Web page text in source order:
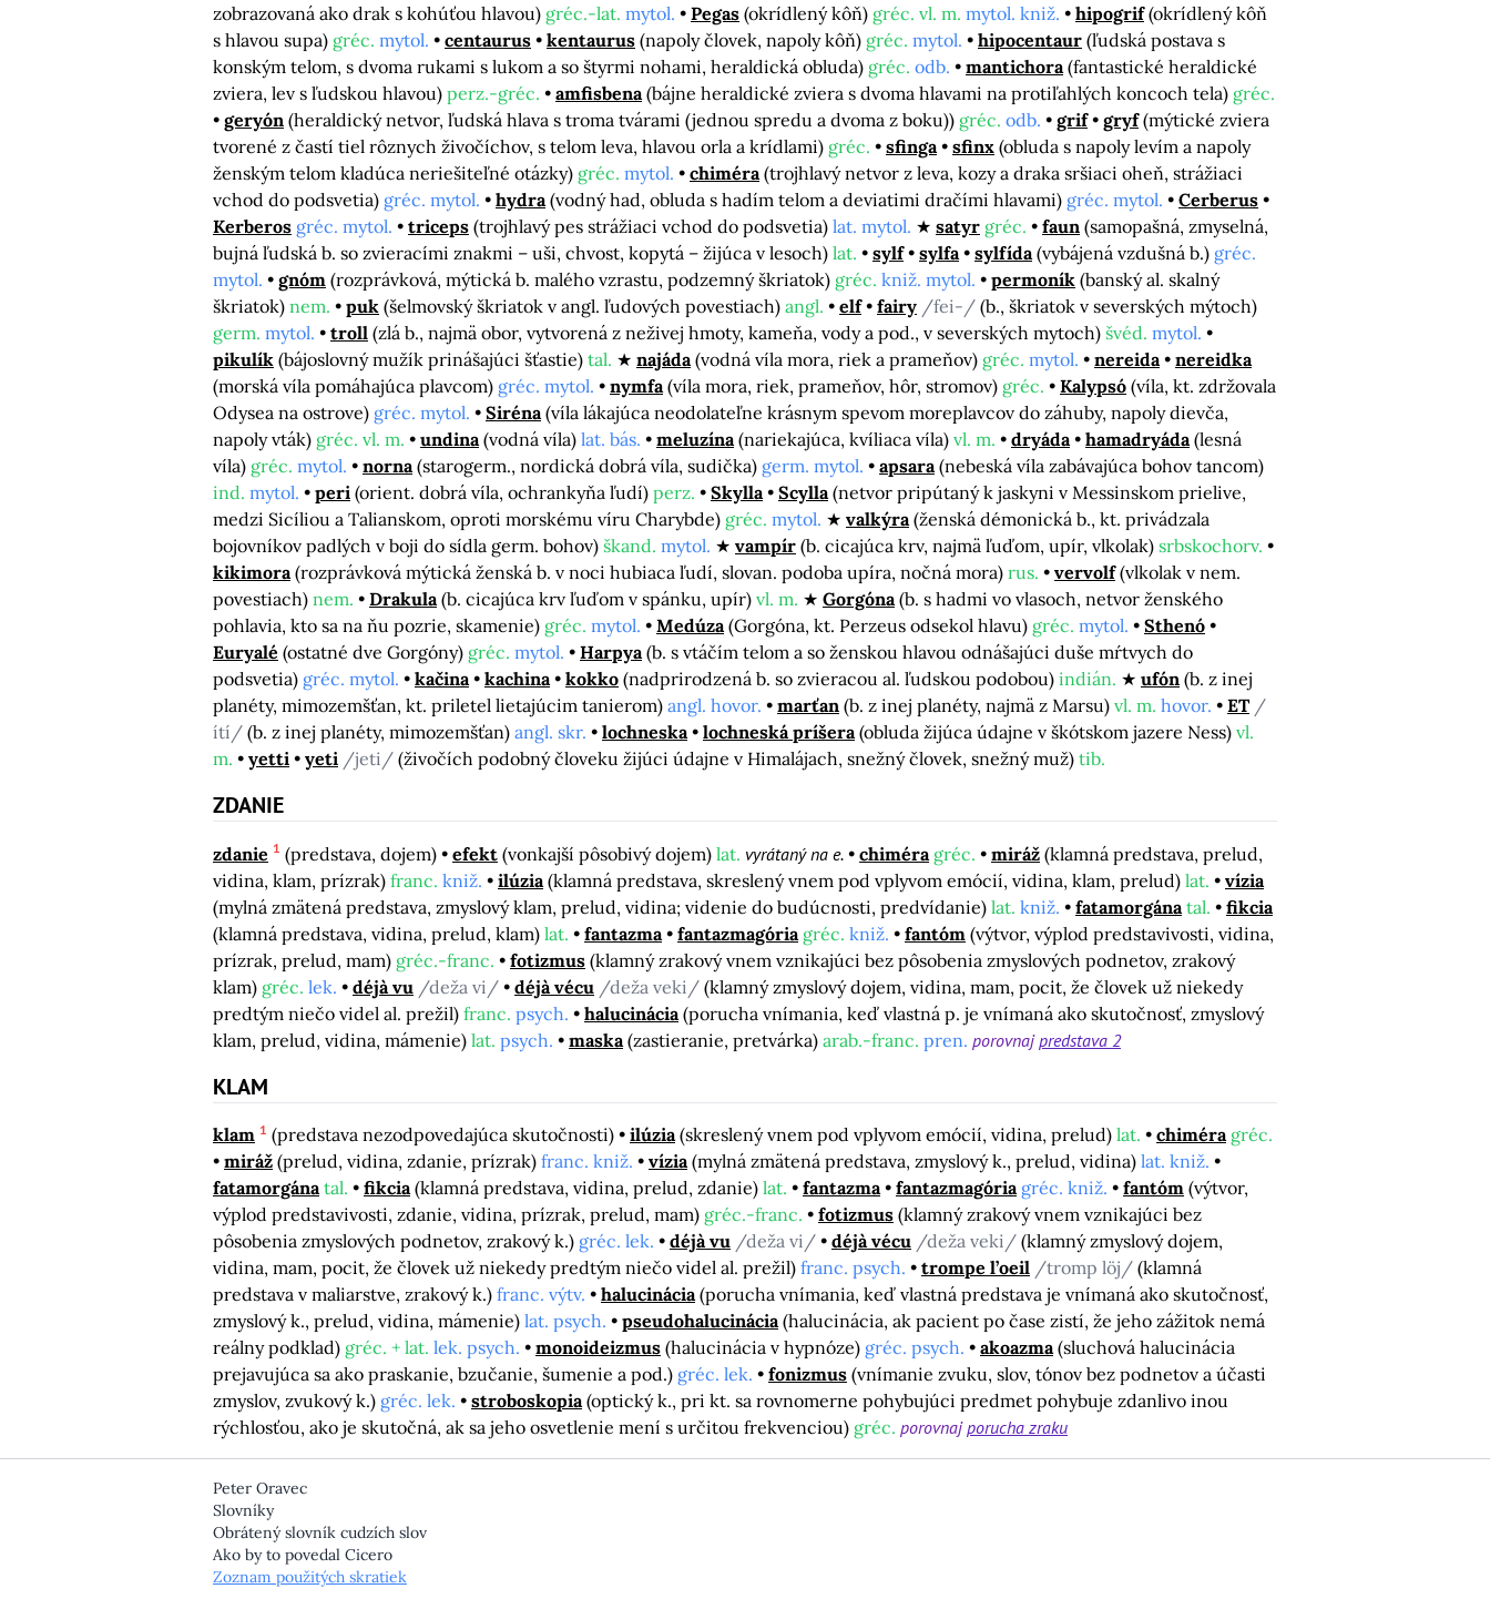
zobrazovaná ako drak s kohúťou hlavou) gréc.-lat. mytol. Pegas (okrídlený kôň) gréc. vl. m. mytol. kniž. hipogrif (okrídlený kôň
s hlavou supa) gréc. mytol. centaurus kentaurus (napoly človek, napoly kôň) gréc. mytol. hipocentaur (ľudská postava s
konským telom, s dvoma rukami s lukom a so štyrmi nohami, heraldická obluda) gréc. odb. mantichora (fantastické heraldické
zviera, lev s ľudskou hlavou) perz.-gréc. amfisbena (bájne heraldické zviera s dvoma hlavami na protiľahlých koncoch tela) gréc.
geryón (heraldický netvor, ľudská hlava s troma tvárami (jednou spredu a dvoma z boku)) gréc. odb. grif gryf (mýtické zviera
tvorené z častí tiel rôznych živočíchov, s telom leva, hlavou orla a krídlami) gréc. sfinga sfinx (obluda s napoly levím a napoly
ženským telom kladúca neriešiteľné otázky) gréc. mytol. chiméra (trojhlavý netvor z leva, kozy a draka sršiaci oheň, strážiaci
vchod do podsvetia) gréc. mytol. hydra (vodný had, obluda s hadím telom a deviatimi dračími hlavami) gréc. mytol.
Cerberus
Kerberos gréc. mytol. triceps (trojhlavý pes strážiaci vchod do podsvetia) lat. mytol. satyr gréc. faun (samopašná, zmyselná,
bujná ľudská b. so zvieracími znakmi – uši, chvost, kopytá – žijúca v lesoch) lat. sylf sylfa sylfída (vybájená vzdušná b.) gréc.
mytol.
gnóm (rozprávková, mýtická b. malého vzrastu, podzemný škriatok) gréc. kniž. mytol. permoník (banský al. skalný
škriatok) nem. puk (šelmovský škriatok v angl. ľudových povestiach) angl. elf fairy /fei-/ (b., škriatok v severských mýtoch)
germ. mytol. troll (zlá b., najmä obor, vytvorená z neživej hmoty, kameňa, vody a pod., v severských mytoch) švéd. mytol.
pikulík (bájoslovný mužík prinášajúci šťastie) tal. najáda (vodná víla mora, riek a prameňov) gréc. mytol. nereida
nereidka
(morská víla pomáhajúca plavcom) gréc. mytol. nymfa (víla mora, riek, prameňov, hôr, stromov) gréc. Kalypsó (víla, kt. zdržovala
Odysea na ostrove) gréc. mytol. Siréna (víla lákajúca neodolateľne krásnym spevom moreplavcov do záhuby, napoly dievča,
napoly vták) gréc. vl. m. undina (vodná víla) lat. bás. meluzína (nariekajúca, kvíliaca víla) vl. m. dryáda hamadryáda (lesná
víla) gréc. mytol. norna (starogerm., nordická dobrá víla, sudička) germ. mytol. apsara (nebeská víla zabávajúca bohov tancom)
ind. mytol. peri (orient. dobrá víla, ochrankyňa ľudí) perz. Skylla Scylla (netvor pripútaný k jaskyni v Messinskom prielive,
medzi Sicíliou a Talianskom, oproti morskému víru Charybde) gréc. mytol. valkýra (ženská démonická b., kt. privádzala
bojovníkov padlých v boji do sídla germ. bohov) škand. mytol. vampír (b. cicajúca krv, najmä ľuďom, upír, vlkolak) srbskochorv.
kikimora (rozprávková mýtická ženská b. v noci hubiaca ľudí, slovan. podoba upíra, nočná mora) rus. vervolf (vlkolak v nem.
povestiach) nem. Drakula (b. cicajúca krv ľuďom v spánku, upír) vl. m. Gorgóna (b. s hadmi vo vlasoch, netvor ženského
pohlavia, kto sa na ňu pozrie, skamenie) gréc. mytol. Medúza (Gorgóna, kt. Perzeus odsekol hlavu) gréc. mytol.
Sthenó
Euryalé (ostatné dve Gorgóny) gréc. mytol. Harpya (b. s vtáčím telom a so ženskou hlavou odnášajúci duše mŕtvych do
podsvetia) gréc. mytol. kačina kachina kokko (nadprirodzená b. so zvieracou al. ľudskou podobou) indián. ufón (b. z inej
planéty, mimozemšťan, kt. priletel lietajúcim tanierom) angl. hovor. marťan (b. z inej planéty, najmä z Marsu) vl. m. hovor. ET /
ítí/ (b. z inej planéty, mimozemšťan) angl. skr. lochneska lochneská príšera (obluda žijúca údajne v škótskom jazere Ness) vl.
m.
yetti yeti /jeti/ (živočích podobný človeku žijúci údajne v Himalájach, snežný človek, snežný muž) tib.
ZDANIE
zdanie 1 (predstava, dojem) efekt (vonkajší pôsobivý dojem) lat. vyrátaný na e. chiméra gréc. miráž (klamná predstava, prelud,
vidina, klam, prízrak) franc. kniž. ilúzia (klamná predstava, skreslený vnem pod vplyvom emócií, vidina, klam, prelud) lat.
vízia
(mylná zmätená predstava, zmyslový klam, prelud, vidina; videnie do budúcnosti, predvídanie) lat. kniž. fatamorgána tal.
fikcia
(klamná predstava, vidina, prelud, klam) lat. fantazma fantazmagória gréc. kniž. fantóm (výtvor, výplod predstavivosti, vidina,
prízrak, prelud, mam) gréc.-franc. fotizmus (klamný zrakový vnem vznikajúci bez pôsobenia zmyslových podnetov, zrakový
klam) gréc. lek. déjà vu /deža vi/ déjà vécu /deža veki/ (klamný zmyslový dojem, vidina, mam, pocit, že človek už niekedy
predtým niečo videl al. prežil) franc. psych. halucinácia (porucha vnímania, keď vlastná p. je vnímaná ako skutočnosť, zmyslový
klam, prelud, vidina, mámenie) lat. psych. maska (zastieranie, pretvárka) arab.-franc. pren. porovnajpredstava 2
KLAM
klam 1 (predstava nezodpovedajúca skutočnosti) ilúzia (skreslený vnem pod vplyvom emócií, vidina, prelud) lat. chiméra gréc.
miráž (prelud, vidina, zdanie, prízrak) franc. kniž. vízia (mylná zmätená predstava, zmyslový k., prelud, vidina) lat. kniž.
fatamorgána tal. fikcia (klamná predstava, vidina, prelud, zdanie) lat. fantazma fantazmagória gréc. kniž. fantóm (výtvor,
výplod predstavivosti, zdanie, vidina, prízrak, prelud, mam) gréc.-franc. fotizmus (klamný zrakový vnem vznikajúci bez
pôsobenia zmyslových podnetov, zrakový k.) gréc. lek. déjà vu /deža vi/ déjà vécu /deža veki/ (klamný zmyslový dojem,
vidina, mam, pocit, že človek už niekedy predtým niečo videl al. prežil) franc. psych. trompe l’oeil /tromp löj/ (klamná
predstava v maliarstve, zrakový k.) franc. výtv. halucinácia (porucha vnímania, keď vlastná predstava je vnímaná ako skutočnosť,
zmyslový k., prelud, vidina, mámenie) lat. psych. pseudohalucinácia (halucinácia, ak pacient po čase zistí, že jeho zážitok nemá
reálny podklad) gréc. + lat. lek. psych. monoideizmus (halucinácia v hypnóze) gréc. psych. akoazma (sluchová halucinácia
prejavujúca sa ako praskanie, bzučanie, šumenie a pod.) gréc. lek. fonizmus (vnímanie zvuku, slov, tónov bez podnetov a účasti
zmyslov, zvukový k.) gréc. lek. stroboskopia (optický k., pri kt. sa rovnomerne pohybujúci predmet pohybuje zdanlivo inou
rýchlosťou, ako je skutočná, ak sa jeho osvetlenie mení s určitou frekvenciou) gréc. porovnajporucha zraku
Peter Oravec
Slovníky
Obrátený slovník cudzích slov
Ako by to povedal Cicero
Zoznam použitých skratiek